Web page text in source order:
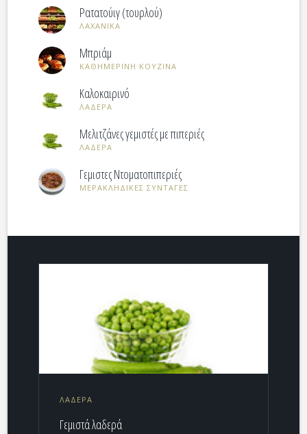
Ρατατούιγ (τουρλού)
ΛΑΧΑΝΙΚΑ
Μπριάμ
ΚΑΘΗΜΕΡΙΝΗ ΚΟΥΖΙΝΑ
Καλοκαιρινό
ΛΑΔΕΡΑ
Μελιτζάνες γεμιστές με πιπεριές
ΛΑΔΕΡΑ
Γεμιστες Ντοματοπιπεριές
ΜΕΡΑΚΛΗΔΙΚΕΣ ΣΥΝΤΑΓΕΣ
ΛΑΔΕΡΑ
Γεμιστά λαδερά